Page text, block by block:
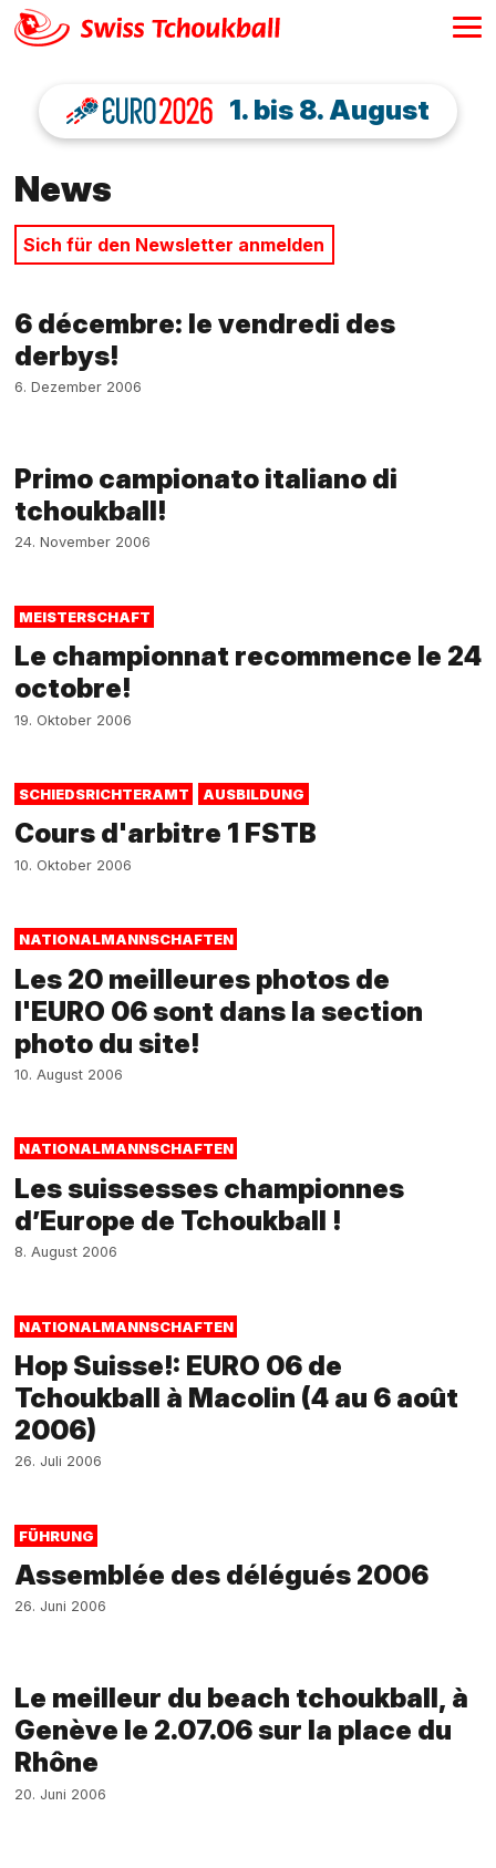
1. bis 8. August
News
Sich für den Newsletter anmelden
6 décembre: le vendredi des
derbys!
6. Dezember 2006
Primo campionato italiano di
tchoukball!
24. November 2006
MEISTERSCHAFT
Le championnat recommence le 24
octobre!
19. Oktober 2006
SCHIEDSRICHTERAMT AUSBILDUNG
Cours d'arbitre 1 FSTB
10. Oktober 2006
NATIONALMANNSCHAFTEN
Les 20 meilleures photos de
l'EURO 06 sont dans la section
photo du site!
10. August 2006
NATIONALMANNSCHAFTEN
Les suissesses championnes
d’Europe de Tchoukball !
8. August 2006
NATIONALMANNSCHAFTEN
Hop Suisse!: EURO 06 de
Tchoukball à Macolin (4 au 6 août
2006)
26. Juli 2006
FÜHRUNG
Assemblée des délégués 2006
26. Juni 2006
Le meilleur du beach tchoukball, à
Genève le 2.07.06 sur la place du
Rhône
20. Juni 2006